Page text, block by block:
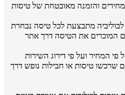
והזמנה מאובטחת של טיסות
מתבצעת לכל טיסה נבחרת
המוכרים את הטיסה דרך אתר
המחיר ועל פי דירוג השירות
שרכשו טיסות או חבילות נופש דרך